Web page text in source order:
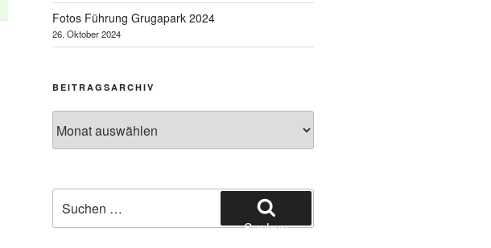
Fotos Führung Grugapark 2024
26. Oktober 2024
BEITRAGSARCHIV
nach:
Suchen